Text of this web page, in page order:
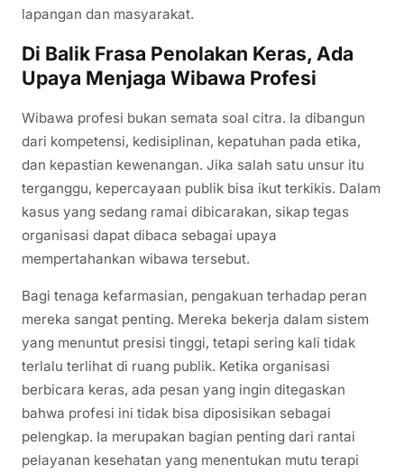
lapangan dan masyarakat.
Di Balik Frasa Penolakan Keras, Ada
Upaya Menjaga Wibawa Profesi
Wibawa profesi bukan semata soal citra. Ia dibangun
dari kompetensi, kedisiplinan, kepatuhan pada etika,
dan kepastian kewenangan. Jika salah satu unsur itu
terganggu, kepercayaan publik bisa ikut terkikis. Dalam
kasus yang sedang ramai dibicarakan, sikap tegas
organisasi dapat dibaca sebagai upaya
mempertahankan wibawa tersebut.
Bagi tenaga kefarmasian, pengakuan terhadap peran
mereka sangat penting. Mereka bekerja dalam sistem
yang menuntut presisi tinggi, tetapi sering kali tidak
terlalu terlihat di ruang publik. Ketika organisasi
berbicara keras, ada pesan yang ingin ditegaskan
bahwa profesi ini tidak bisa diposisikan sebagai
pelengkap. Ia merupakan bagian penting dari rantai
pelayanan kesehatan yang menentukan mutu terapi